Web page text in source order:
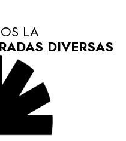
LA
DIVERSAS